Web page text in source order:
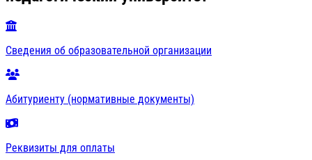
Сведения об образовательной организации
Абитуриенту (нормативные документы)
Реквизиты для оплаты